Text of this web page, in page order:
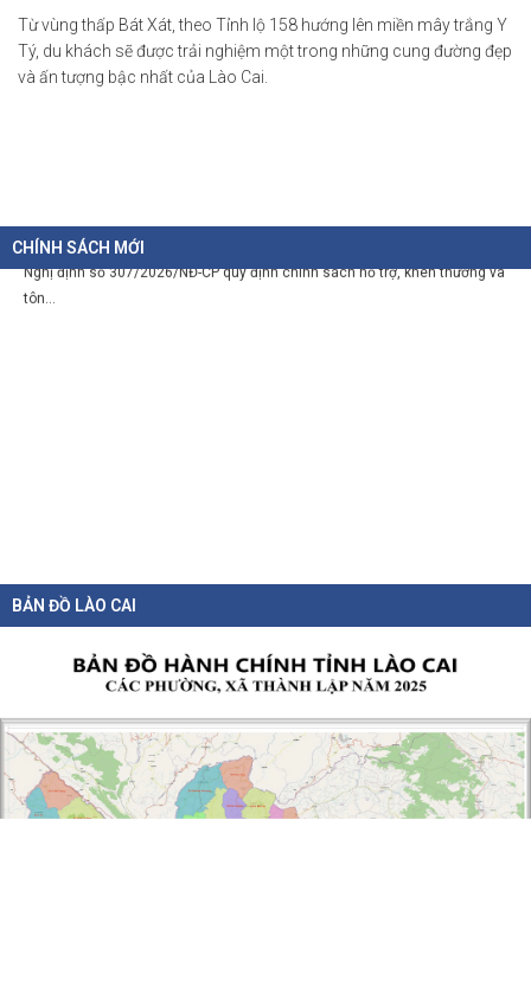
Từ vùng thấp Bát Xát, theo Tỉnh lộ 158 hướng lên miền mây trắng Y
Tý, du khách sẽ được trải nghiệm một trong những cung đường đẹp
và ấn tượng bậc nhất của Lào Cai.
CHÍNH SÁCH MỚI
Thủ tướng Chính phủ vừa ban hành Chỉ thị số 31/CT-TTg ngày 5/8/2026 về
thực...
Nghị định số 307/2026/NĐ-CP quy định chính sách hỗ trợ, khen thưởng và
tôn...
BẢN ĐỒ LÀO CAI